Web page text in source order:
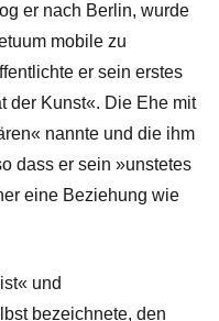
er nach Berlin, wurde
mobile zu
er sein erstes
der Kunst«. Die Ehe mit
nannte und die ihm
dass er sein »unstetes
eine Beziehung wie
und
bezeichnete, den